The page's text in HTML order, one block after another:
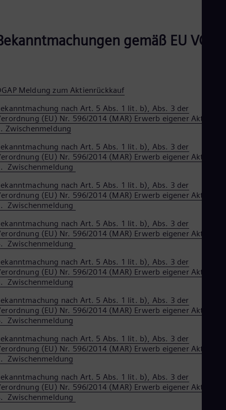
gemäß EU VO
Meldung zum Aktienrückkauf
nach Art. 5 Abs. 1 lit. b), Abs. 3 der
(EU) Nr. 596/2014 (MAR) Erwerb eigener Aktien –
Zwischenmeldung
nach Art. 5 Abs. 1 lit. b), Abs. 3 der
(EU) Nr. 596/2014 (MAR) Erwerb eigener Aktien –
Zwischenmeldung
nach Art. 5 Abs. 1 lit. b), Abs. 3 der
(EU) Nr. 596/2014 (MAR) Erwerb eigener Aktien –
Zwischenmeldung
nach Art. 5 Abs. 1 lit. b), Abs. 3 der
(EU) Nr. 596/2014 (MAR) Erwerb eigener Aktien –
Zwischenmeldung
nach Art. 5 Abs. 1 lit. b), Abs. 3 der
(EU) Nr. 596/2014 (MAR) Erwerb eigener Aktien –
Zwischenmeldung
nach Art. 5 Abs. 1 lit. b), Abs. 3 der
(EU) Nr. 596/2014 (MAR) Erwerb eigener Aktien –
Zwischenmeldung
nach Art. 5 Abs. 1 lit. b), Abs. 3 der
(EU) Nr. 596/2014 (MAR) Erwerb eigener Aktien –
Zwischenmeldung
nach Art. 5 Abs. 1 lit. b), Abs. 3 der
(EU) Nr. 596/2014 (MAR) Erwerb eigener Aktien –
Zwischenmeldung